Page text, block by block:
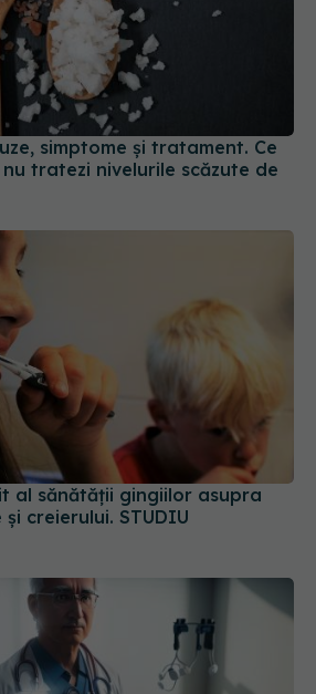
simptome și tratament. Ce
tratezi nivelurile scăzute de
al sănătății gingiilor asupra
creierului. STUDIU